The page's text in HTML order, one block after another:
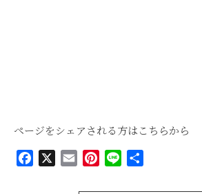
ページをシェアされる方はこちらから
Facebook EmailPinterest
Line